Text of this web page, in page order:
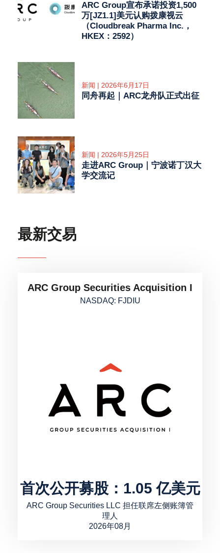
ARC Group宣布承诺投资1,500
万[JZ1.1]美元认购拨康视云
（Cloudbreak Pharma Inc.，
HKEX：2592）
新闻 | 2026年6月17日
同舟再起｜ARC龙舟队正式出征
新闻 | 2026年5月25日
走进ARC Group｜宁波诺丁汉大
学交流记
最新交易
ARC Group Securities Acquisition I
NASDAQ: FJDIU
首次公开募股：1.05 亿美元
ARC Group Securities LLC 担任联席左侧账簿管
理人
2026年08月